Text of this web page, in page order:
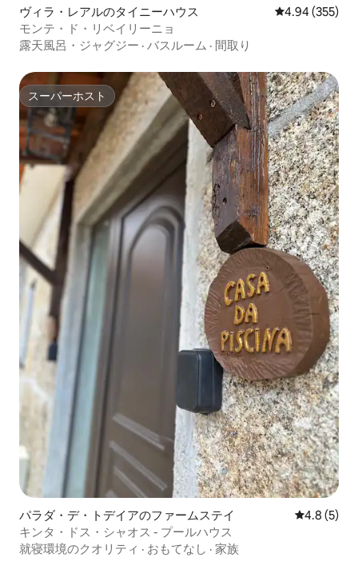
ヴィラ・レアルのタイニーハウス レビュー355
4.94 (355)
モンテ・ド・リベイリーニョ
露天風呂・ジャグジー · バスルーム · 間取り
スーパーホスト
スーパーホスト
パラダ・デ・トデイアのファームステイ レビュー5
4.8 (5)
キンタ・ドス・シャオス - プールハウス
就寝環境のクオリティ · おもてなし · 家族